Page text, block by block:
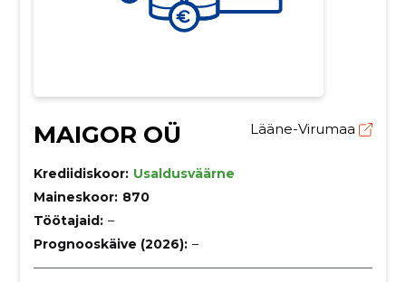
MAIGOR OÜ Lääne-Virumaa
Krediidiskoor: Usaldusväärne
Maineskoor: 870
Töötajaid: –
Prognooskäive (2026): –